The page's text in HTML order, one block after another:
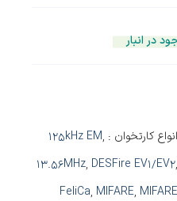
در انبار
انواع کارتخوان : 125kHz EM,
13.56MHz, DESFire EV1/EV2,
FeliCa, MIFARE, MIFARE